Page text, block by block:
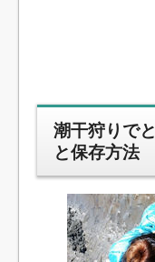
潮干狩りで
と保存方法